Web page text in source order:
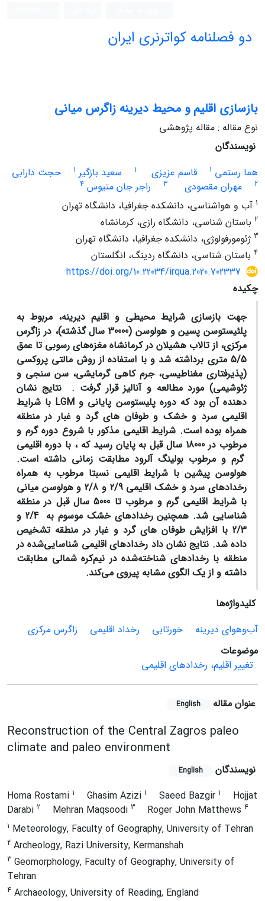
دو فصلنامه کواترنری ایران
بازسازی اقلیم و محیط دیرینه زاگرس میانی
نوع مقاله : مقاله پژوهشی
نویسندگان
هما رستمی 1 قاسم عزیزی 1 سعید بازگیر 1 حجت دارابی
2 مهران مقصودی 3 راجر جان متیوس 4
1 آب و هواشناسی، دانشکده جغرافیا، دانشگاه تهران
2 باستان شناسی، دانشگاه رازی، کرمانشاه
3 ژئومورفولوژی، دانشکده جغرافیا، دانشگاه تهران
4 باستان شناسی، دانشگاه ردینگ، انگلستان
https://doi.org/10.22034/irqua.2020.702337
چکیده
جهت بازسازی شرایط محیطی و اقلیم دیرینه، مربوط به
پلئیستوسن پسین و هولوسن (30000 سال گذشته)، در زاگرس
مرکزی، از تالاب هشیلان در کرمانشاه مغزه‌های رسوبی تا عمق
5/5 متری برداشته شد و با استفاده از روش مالتی پروکسی
(پذیرفتاری مغناطیسی، جرم کاهی گرمایشی، سن سنجی و
ژئوشیمی) مورد مطالعه و آنالیز قرار گرفت .
نتایج نشان
دهنده آن بود که دوره پلیستوسن پایانی و LGM با شرایط
اقلیمی سرد و خشک و طوفان های گرد و غبار در منطقه
همراه بوده است. شرایط اقلیمی مذکور با شروع دوره گرم و
مرطوب در 18000 سال قبل به پایان رسید که ، با دوره اقلیمی
گرم و مرطوب بولینگ آلرود مطابقت زمانی داشته است.
هولوسن پیشین با شرایط اقلیمی نسبتا مرطوب به همراه
رخدادهای سرد و خشک اقلیمی 2/9 و 2/8 و هولوسن میانی
با شرایط اقلیمی گرم و مرطوب تا 5000 سال قبل در منطقه
شناسایی شد. همچنین رخدادهای خشک موسوم به 2/4 و
2/3 با افزایش طوفان های گرد و غبار در منطقه تشخیص
داده شد. نتایج نشان داد رخدادهای اقلیمی شناسایی‌شده در
منطقه با رخدادهای شناخته‌شده در نیم‌کره شمالی مطابقت
داشته و از یک الگوی مشابه پیروی می‌کند.
کلیدواژه‌ها
آب‌وهوای دیرینه
خورتابی رخداد اقلیمی
زاگرس مرکزی
موضوعات
تغییر اقلیم، رخدادهای اقلیمی
عنوان مقاله English
Reconstruction of the Central Zagros paleo
climate and paleo environment
نویسندگان English
Homa Rostami 1 Ghasim Azizi 1 Saeed Bazgir 1
Hojjat
Darabi 2 Mehran Maqsoodi 3 Roger John Matthews 4
1 Meteorology, Faculty of Geography, University of Tehran
2 Archeology, Razi University, Kermanshah
3 Geomorphology, Faculty of Geography, University of
Tehran
4 Archaeology, University of Reading, England